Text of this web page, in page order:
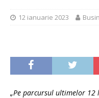
12 ianuarie 2023
„Pe parcursul ultimelor